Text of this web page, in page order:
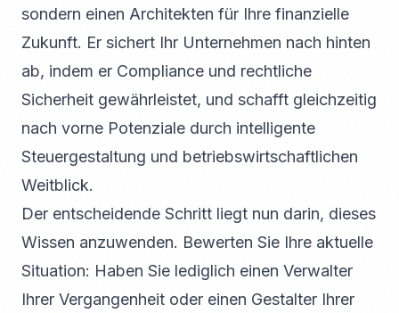
sondern einen Architekten für Ihre finanzielle
Zukunft. Er sichert Ihr Unternehmen nach hinten
ab, indem er Compliance und rechtliche
Sicherheit gewährleistet, und schafft gleichzeitig
nach vorne Potenziale durch intelligente
Steuergestaltung und betriebswirtschaftlichen
Weitblick.
Der entscheidende Schritt liegt nun darin, dieses
Wissen anzuwenden. Bewerten Sie Ihre aktuelle
Situation: Haben Sie lediglich einen Verwalter
Ihrer Vergangenheit oder einen Gestalter Ihrer